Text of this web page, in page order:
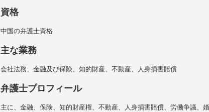
資格
中国の弁護士資格
主な業務
会社法務、金融及び保険、知的財産、不動産、人身損害賠償
弁護士プロフィール
主に、金融、保険、知的財産権、不動産、人身損害賠償、労働争議、